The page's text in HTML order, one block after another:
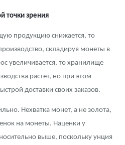
точки зрения
продукцию снижается, то
складируя монеты в
увеличивается, то хранилище
растет, но при этом
доставки своих заказов.
Нехватка монет, а не золота,
на монеты. Наценки у
выше, поскольку унция